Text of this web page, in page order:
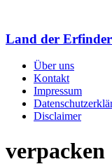
Land der Erfinder
Über uns
Kontakt
Impressum
Disclaimer
verpacken